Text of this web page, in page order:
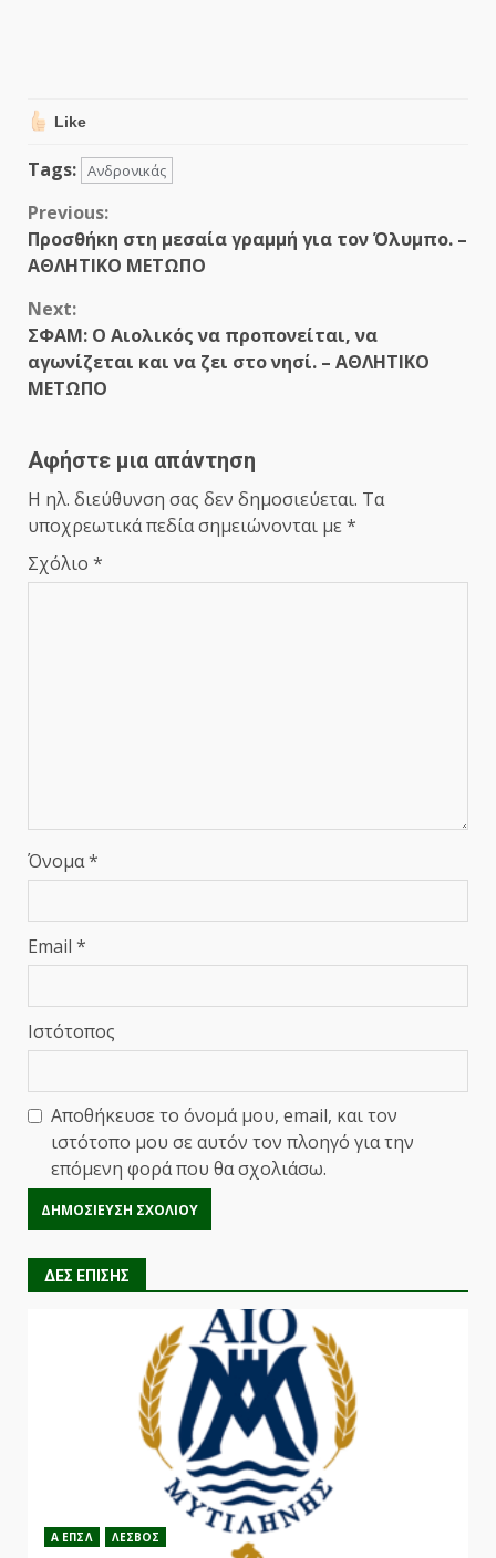
Like
Tags: Ανδρονικάς
Continue
Reading
Previous:
Προσθήκη στη μεσαία γραμμή για τον Όλυμπο. –
ΑΘΛΗΤΙΚΟ ΜΕΤΩΠΟ
Next:
ΣΦΑΜ: Ο Αιολικός να προπονείται, να
αγωνίζεται και να ζει στο νησί. – ΑΘΛΗΤΙΚΟ
ΜΕΤΩΠΟ
Αφήστε μια απάντηση
Η ηλ. διεύθυνση σας δεν δημοσιεύεται. Τα
υποχρεωτικά πεδία σημειώνονται με *
Σχόλιο *
Όνομα*
Email *
Ιστότοπος
Αποθήκευσε το όνομά μου, email, και τον
ιστότοπο μου σε αυτόν τον πλοηγό για την
επόμενη φορά που θα σχολιάσω.
ΔΕΣ ΕΠΙΣΗΣ
Α ΕΠΣΛ ΛΕΣΒΟΣ